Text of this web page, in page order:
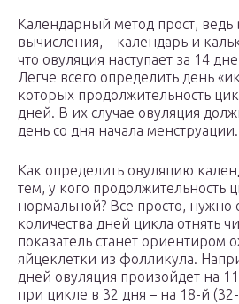
Календарный метод прост, ведь
вычисления, – календарь и
что овуляция наступает за 14
Легче всего определить день
которых продолжительность
дней. В их случае овуляция
день со дня начала менструации.
Как определить овуляцию
тем, у кого продолжительность
нормальной? Все просто, нужно
количества дней цикла отнять
показатель станет ориентиром
яйцеклетки из фолликула.
дней овуляция произойдет на
при цикле в 32 дня – на 18-й